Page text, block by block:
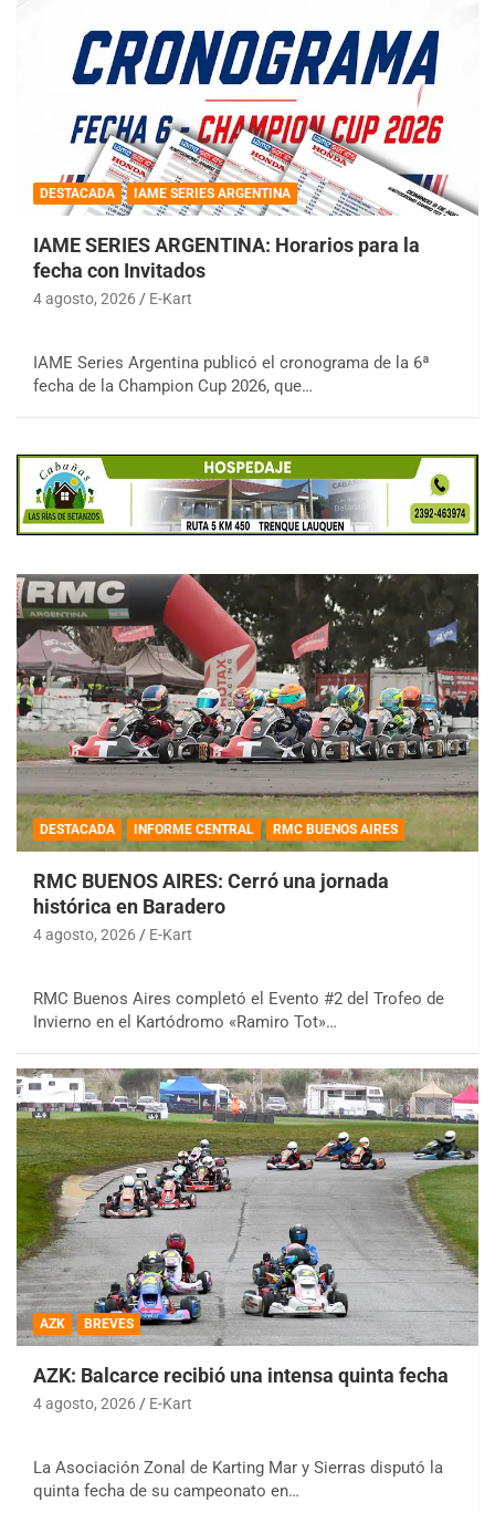
DESTACADA IAME SERIES ARGENTINA
IAME SERIES ARGENTINA: Horarios para la
fecha con Invitados
4 agosto, 2026 E-Kart
IAME Series Argentina publicó el cronograma de la 6ª
fecha de la Champion Cup 2026, que…
DESTACADA INFORME CENTRAL RMC BUENOS AIRES
RMC BUENOS AIRES: Cerró una jornada
histórica en Baradero
4 agosto, 2026 E-Kart
RMC Buenos Aires completó el Evento #2 del Trofeo de
Invierno en el Kartódromo «Ramiro Tot»…
AZK BREVES
AZK: Balcarce recibió una intensa quinta fecha
4 agosto, 2026 E-Kart
La Asociación Zonal de Karting Mar y Sierras disputó la
quinta fecha de su campeonato en…